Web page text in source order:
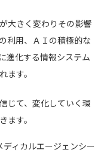
大きく変わりその影響
利用、ＡＩの積極的な
進化する情報システム
ます。
じて、変化していく環
ます。
ディカルエージェンシー